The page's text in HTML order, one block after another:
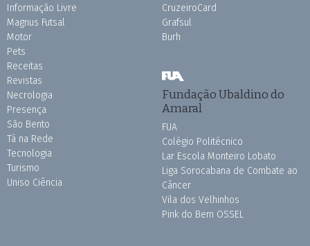
Informação Livre
Magnus Futsal
Motor
Pets
Receitas
Revistas
Necrologia
Presença
São Bento
Tá na Rede
Tecnologia
Turismo
Uniso Ciência
CruzeiroCard
Grafsul
Burh
Fundação Ubaldino do
Amaral
FUA
Colégio Politécnico
Lar Escola Monteiro Lobato
Liga Sorocabana de Combate ao
Câncer
Vila dos Velhinhos
Pink do Bem OSSEL